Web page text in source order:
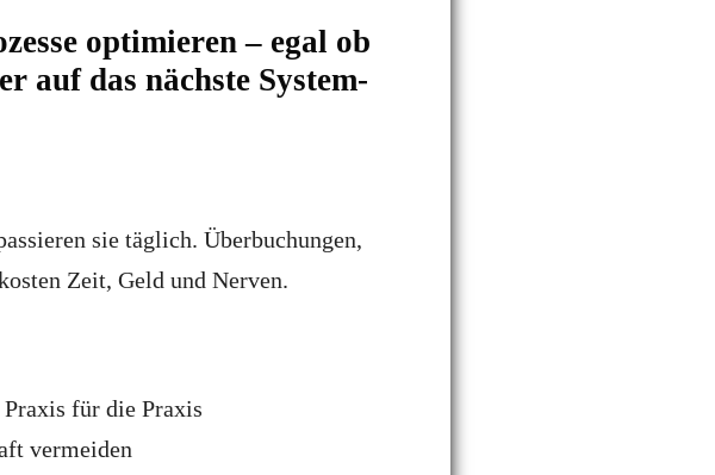
optimieren – egal ob
auf das nächste System-
sie täglich. Überbuchungen,
Zeit, Geld und Nerven.
für die Praxis
vermeiden